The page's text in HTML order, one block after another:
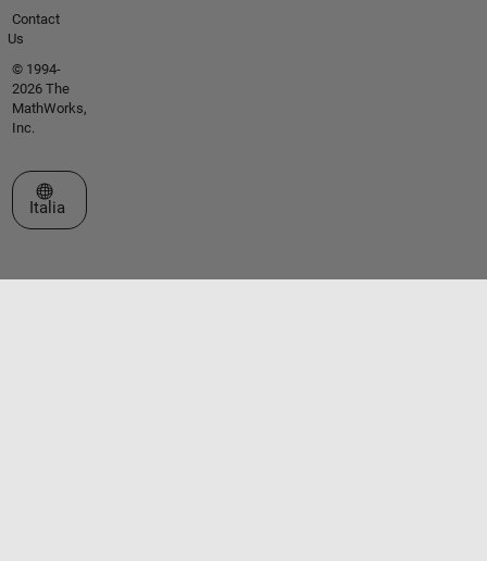
Contact
Us
© 1994-
2026 The
MathWorks,
Inc.
Seleziona un sito web
Italia